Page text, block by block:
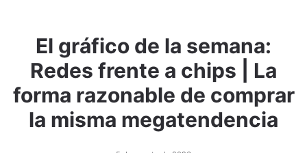
El gráfico de la semana:
Redes frente a chips | La
forma razonable de comprar
la misma megatendencia